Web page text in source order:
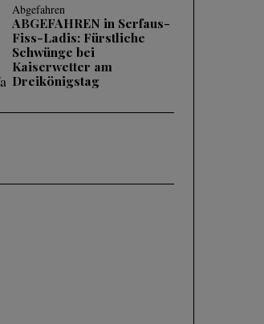
Abgefahren
ABGEFAHREN in Serfaus-
Fiss-Ladis: Fürstliche
Schwünge bei
Kaiserwetter am
Dreikönigstag